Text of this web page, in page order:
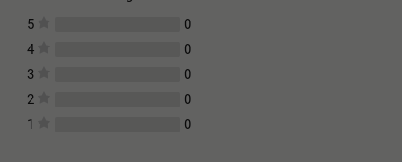
5
0
4
0
3
0
2
0
1
0